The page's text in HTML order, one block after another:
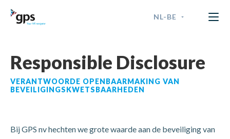
NL-BE
FRANÇAIS
NEDERLANDS - BELGIË
Responsible Disclosure
VERANTWOORDE OPENBAARMAKING VAN
BEVEILIGINGSKWETSBAARHEDEN
Bij GPS nv hechten we grote waarde aan de beveiliging van